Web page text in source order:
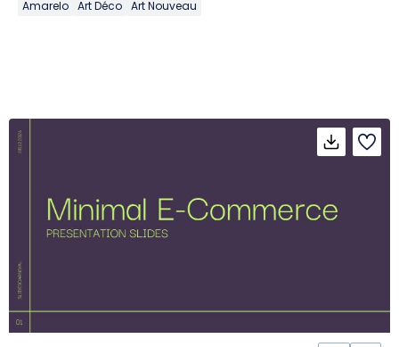
Amarelo Art Déco Art Nouveau